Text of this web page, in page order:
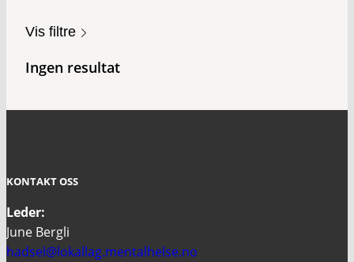
Vis filtre
Ingen resultat
KONTAKT OSS
Leder:
June Bergli
hadsel@lokallag.mentalhelse.no